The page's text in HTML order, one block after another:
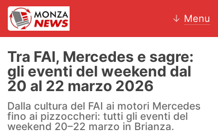
↓ Menu
News
AC Monza
Calcio
Tra FAI, Mercedes e sagre:
gli eventi del weekend dal
20 al 22 marzo 2026
Dalla cultura del FAI ai motori Mercedes
fino ai pizzoccheri: tutti gli eventi del
weekend 20–22 marzo in Brianza.